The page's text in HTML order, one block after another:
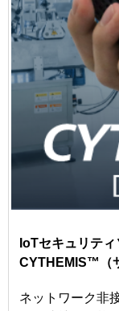
IoTセキュリテ
CYTHEMIS™（
ネットワーク非